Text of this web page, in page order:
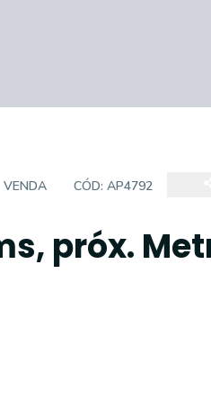
VENDA CÓD: AP4792
próx.